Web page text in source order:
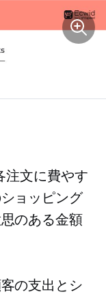
注文に費やす
ョッピング
のある金額
の支出とシ